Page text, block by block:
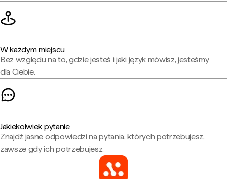
W każdym miejscu
Bez względu na to, gdzie jesteś i jaki język mówisz, jesteśmy
dla Ciebie.
Jakiekolwiek pytanie
Znajdź jasne odpowiedzi na pytania, których potrzebujesz,
zawsze gdy ich potrzebujesz.